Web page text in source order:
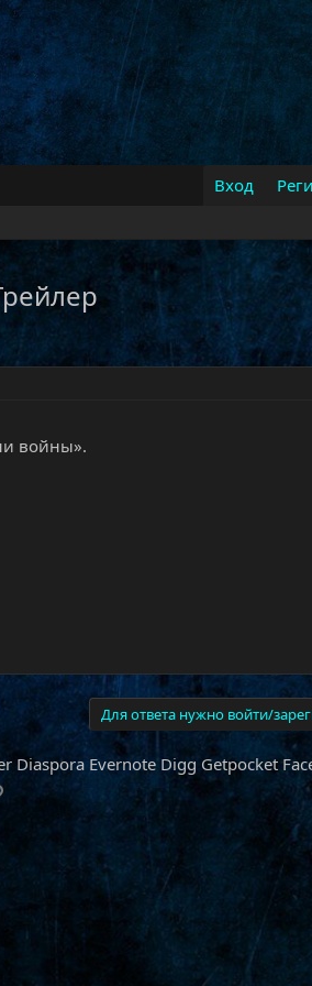
Вход
войны».​
Для ответа нужно войти/
Diaspora Evernote Digg Getpocket
Ссылка